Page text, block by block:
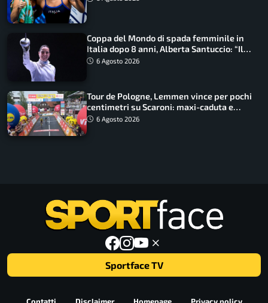
Coppa del Mondo di spada femminile in
Italia dopo 8 anni, Alberta Santuccio: “Il
lavoro dà sempre i suoi frutti”
6 Agosto 2026
Tour de Pologne, Lemmen vince per pochi
centimetri su Scaroni: maxi-caduta e
tappa accorciata
6 Agosto 2026
Sportface TV